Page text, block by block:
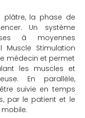
plâtre, la phase de
Un système
à moyennes
Muscle Stimulation
médecin et permet
les muscles et
En parallèle,
suivie en temps
par le patient et le